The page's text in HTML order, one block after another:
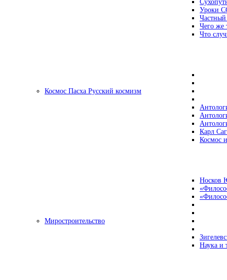
Уроки
Чего же
Что
Космос Пасха Русский космизм
Карл
Космос
Носков
Миростроительство
Наука и